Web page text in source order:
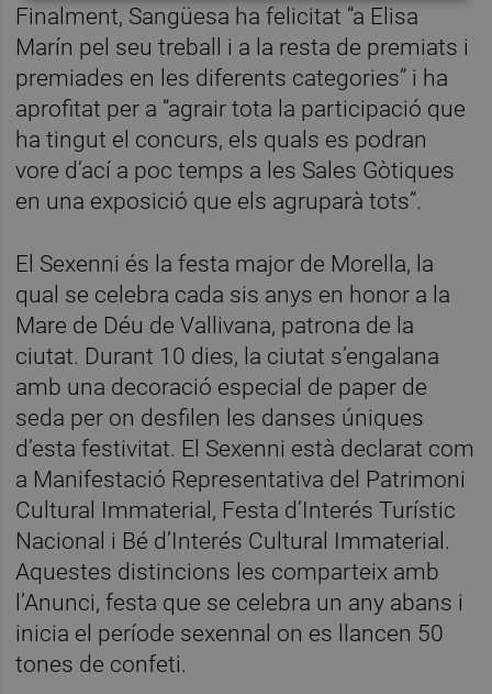
Finalment, Sangüesa ha felicitat “a Elisa
Marín pel seu treball i a la resta de premiats i
premiades en les diferents categories” i ha
aprofitat per a “agrair tota la participació que
ha tingut el concurs, els quals es podran
vore d’ací a poc temps a les Sales Gòtiques
en una exposició que els agruparà tots”.
El Sexenni és la festa major de Morella, la
qual se celebra cada sis anys en honor a la
Mare de Déu de Vallivana, patrona de la
ciutat. Durant 10 dies, la ciutat s’engalana
amb una decoració especial de paper de
seda per on desfilen les danses úniques
d’esta festivitat. El Sexenni està declarat com
a Manifestació Representativa del Patrimoni
Cultural Immaterial, Festa d’Interés Turístic
Nacional i Bé d’Interés Cultural Immaterial.
Aquestes distincions les comparteix amb
l’Anunci, festa que se celebra un any abans i
inicia el període sexennal on es llancen 50
tones de confeti.